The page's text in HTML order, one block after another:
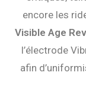
encore les
Visible Age
l’électrode
afin